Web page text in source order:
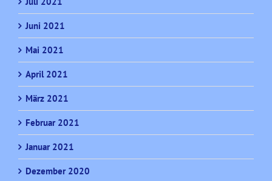
Juni 2021
Mai 2021
April 2021
März 2021
Februar 2021
Januar 2021
Dezember 2020